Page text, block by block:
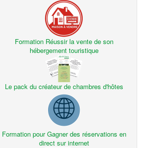
Formation Réussir la vente de son
hébergement touristique
Le pack du créateur de chambres d'hôtes
Formation pour Gagner des réservations en
direct sur internet